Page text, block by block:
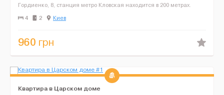
Гордиенко, 8, станция метро Кловская находится в 200 метрах.
Здесь всегда тепло и уютно благодаря изысканному светлому ин...
4 2 Киев
960 грн
Квартира в Царском доме